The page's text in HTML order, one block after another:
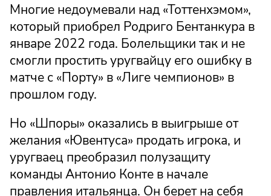
Многие недоумевали над «Тоттенхэмом»,
который приобрел Родриго Бентанкура в
январе 2022 года. Болельщики так и не
смогли простить уругвайцу его ошибку в
матче с «Порту» в «Лиге чемпионов» в
прошлом году.
Но «Шпоры» оказались в выигрыше от
желания «Ювентуса» продать игрока, и
уругваец преобразил полузащиту
команды Антонио Конте в начале
правления итальянца. Он берет на себя